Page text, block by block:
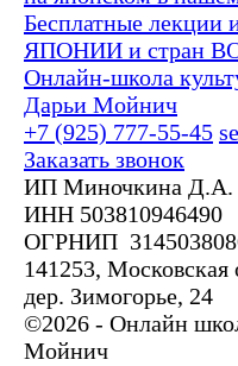
Бесплатные лекции
ЯПОНИИ и стран
Онлайн-школа
Дарьи Мойнич
+7 (925) 777-55-45
Заказать звонок
ИП Миночкина Д.А.
ИНН 503810946490
ОГРНИП
141253,
дер. Зимогорье, 24
©2026 - Онлайн
Мойнич